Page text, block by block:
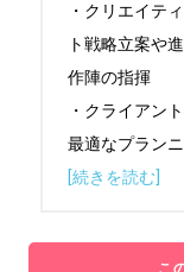
・クリエイテ
ト戦略立案や
作陣の指揮
・クライアン
最適なプラン
[続きを読む]
こ